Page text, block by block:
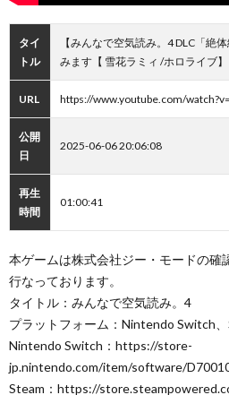
タイ
トル
【みんなで空気読み。4 DLC「絶
みます【 雪花ラミィ /ホロライブ】
URL https://www.youtube.com/
公開
日
2025-06-06 20:06:08
再生
時間
01:00:41
本ゲームは株式会社ジー・モードの確
行なっております。
タイトル：みんなで空気読み。4
プラットフォーム：Nintendo Switch
Nintendo Switch：https://store-
jp.nintendo.com/item/software/
Steam：https://